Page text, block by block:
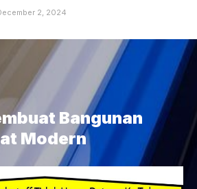
2, 2024
Bangunan
Modern